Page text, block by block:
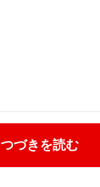
つづきを読む